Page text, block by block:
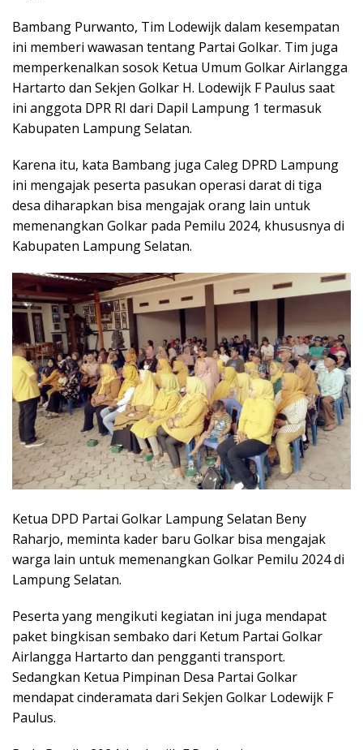
Bambang Purwanto, Tim Lodewijk dalam kesempatan
ini memberi wawasan tentang Partai Golkar. Tim juga
memperkenalkan sosok Ketua Umum Golkar Airlangga
Hartarto dan Sekjen Golkar H. Lodewijk F Paulus saat
ini anggota DPR RI dari Dapil Lampung 1 termasuk
Kabupaten Lampung Selatan.
Karena itu, kata Bambang juga Caleg DPRD Lampung
ini mengajak peserta pasukan operasi darat di tiga
desa diharapkan bisa mengajak orang lain untuk
memenangkan Golkar pada Pemilu 2024, khususnya di
Kabupaten Lampung Selatan.
Ketua DPD Partai Golkar Lampung Selatan Beny
Raharjo, meminta kader baru Golkar bisa mengajak
warga lain untuk memenangkan Golkar Pemilu 2024 di
Lampung Selatan.
Peserta yang mengikuti kegiatan ini juga mendapat
paket bingkisan sembako dari Ketum Partai Golkar
Airlangga Hartarto dan pengganti transport.
Sedangkan Ketua Pimpinan Desa Partai Golkar
mendapat cinderamata dari Sekjen Golkar Lodewijk F
Paulus.